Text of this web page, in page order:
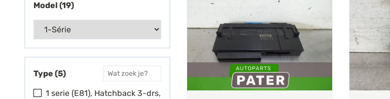
Model (19)
Type (5)
1 serie (E81), Hatchback 3-drs,